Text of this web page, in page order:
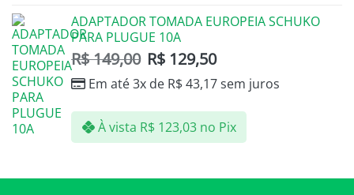
ADAPTADOR TOMADA EUROPEIA SCHUKO
PARA PLUGUE 10A
R$149,00 R$ 129,50
Em até 3x de R$43,17sem juros
À vista R$123,03 no Pix